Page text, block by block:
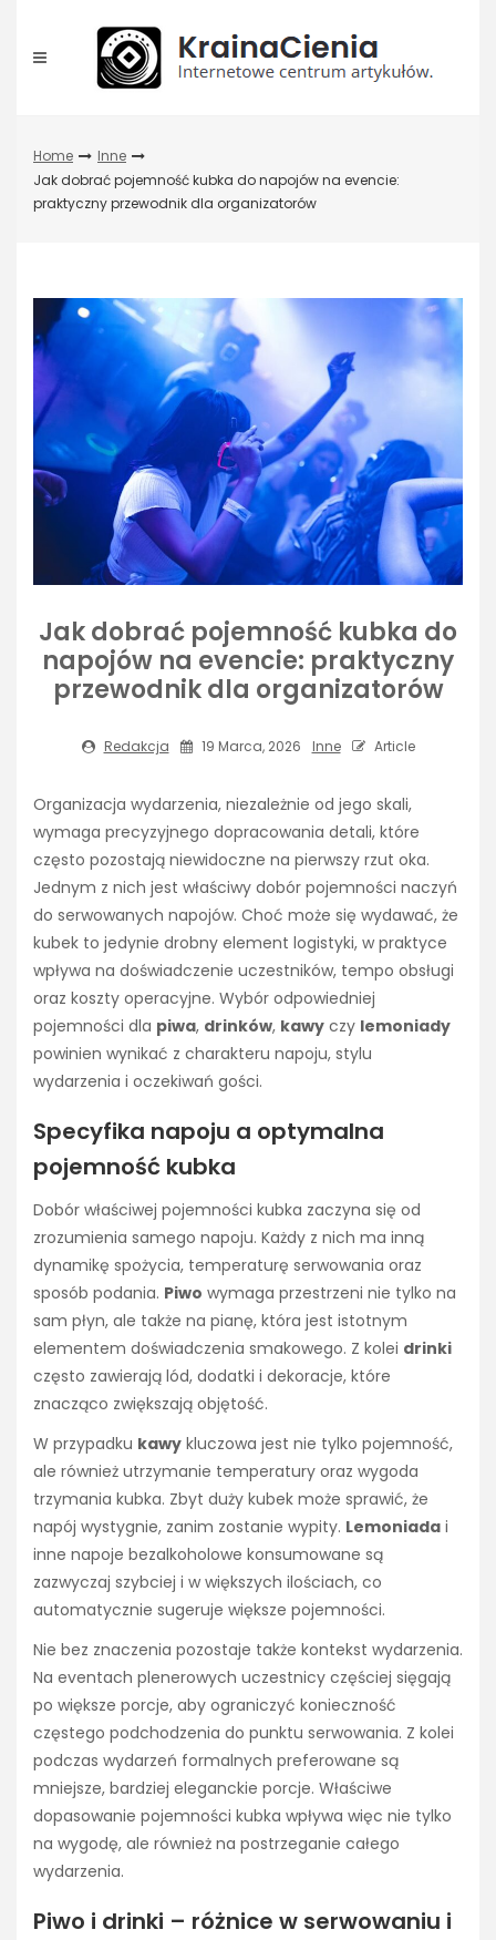
content
Home
Inne
Jak dobrać pojemność kubka do napojów na evencie:
praktyczny przewodnik dla organizatorów
Jak dobrać pojemność kubka do
napojów na evencie: praktyczny
przewodnik dla organizatorów
Redakcja 19 Marca, 2026 Inne Article
Organizacja wydarzenia, niezależnie od jego skali,
wymaga precyzyjnego dopracowania detali, które
często pozostają niewidoczne na pierwszy rzut oka.
Jednym z nich jest właściwy dobór pojemności naczyń
do serwowanych napojów. Choć może się wydawać, że
kubek to jedynie drobny element logistyki, w praktyce
wpływa na doświadczenie uczestników, tempo obsługi
oraz koszty operacyjne. Wybór odpowiedniej
pojemności dla piwa, drinków, kawy czy lemoniady
powinien wynikać z charakteru napoju, stylu
wydarzenia i oczekiwań gości.
Specyfika napoju a optymalna
pojemność kubka
Dobór właściwej pojemności kubka zaczyna się od
zrozumienia samego napoju. Każdy z nich ma inną
dynamikę spożycia, temperaturę serwowania oraz
sposób podania. Piwo wymaga przestrzeni nie tylko na
sam płyn, ale także na pianę, która jest istotnym
elementem doświadczenia smakowego. Z kolei drinki
często zawierają lód, dodatki i dekoracje, które
znacząco zwiększają objętość.
W przypadku kawy kluczowa jest nie tylko pojemność,
ale również utrzymanie temperatury oraz wygoda
trzymania kubka. Zbyt duży kubek może sprawić, że
napój wystygnie, zanim zostanie wypity. Lemoniada i
inne napoje bezalkoholowe konsumowane są
zazwyczaj szybciej i w większych ilościach, co
automatycznie sugeruje większe pojemności.
Nie bez znaczenia pozostaje także kontekst wydarzenia.
Na eventach plenerowych uczestnicy częściej sięgają
po większe porcje, aby ograniczyć konieczność
częstego podchodzenia do punktu serwowania. Z kolei
podczas wydarzeń formalnych preferowane są
mniejsze, bardziej eleganckie porcje. Właściwe
dopasowanie pojemności kubka wpływa więc nie tylko
na wygodę, ale również na postrzeganie całego
wydarzenia.
Piwo i drinki – różnice w serwowaniu i